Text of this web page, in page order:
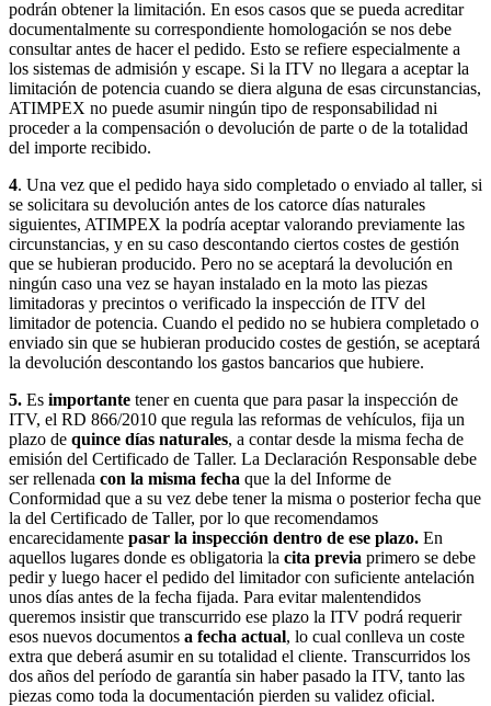
podrán obtener la limitación. En esos casos que se pueda acreditar
documentalmente su correspondiente homologación se nos debe
consultar antes de hacer el pedido. Esto se refiere especialmente a
los sistemas de admisión y escape. Si la ITV no llegara a aceptar la
limitación de potencia cuando se diera alguna de esas circunstancias,
ATIMPEX no puede asumir ningún tipo de responsabilidad ni
proceder a la compensación o devolución de parte o de la totalidad
del importe recibido.
4. Una vez que el pedido haya sido completado o enviado al taller, si
se solicitara su devolución antes de los catorce días naturales
siguientes, ATIMPEX la podría aceptar valorando previamente las
circunstancias, y en su caso descontando ciertos costes de gestión
que se hubieran producido. Pero no se aceptará la devolución en
ningún caso una vez se hayan instalado en la moto las piezas
limitadoras y precintos o verificado la inspección de ITV del
limitador de potencia. Cuando el pedido no se hubiera completado o
enviado sin que se hubieran producido costes de gestión, se aceptará
la devolución descontando los gastos bancarios que hubiere.
5. Es importante tener en cuenta que para pasar la inspección de
ITV, el RD 866/2010 que regula las reformas de vehículos, fija un
plazo de quince días naturales, a contar desde la misma fecha de
emisión del Certificado de Taller. La Declaración Responsable debe
ser rellenada con la misma fecha que la del Informe de
Conformidad que a su vez debe tener la misma o posterior fecha que
la del Certificado de Taller, por lo que recomendamos
encarecidamente pasar la inspección dentro de ese plazo. En
aquellos lugares donde es obligatoria la cita previa primero se debe
pedir y luego hacer el pedido del limitador con suficiente antelación
unos días antes de la fecha fijada. Para evitar malentendidos
queremos insistir que transcurrido ese plazo la ITV podrá requerir
esos nuevos documentos a fecha actual, lo cual conlleva un coste
extra que deberá asumir en su totalidad el cliente. Transcurridos los
dos años del período de garantía sin haber pasado la ITV, tanto las
piezas como toda la documentación pierden su validez oficial.